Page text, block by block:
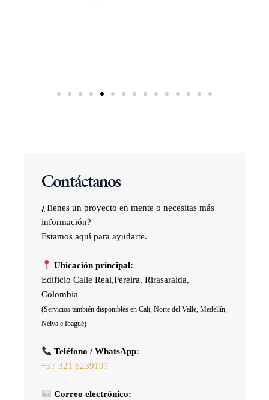
Contáctanos
¿Tienes un proyecto en mente o necesitas más
información?
Estamos aquí para ayudarte.
Ubicación principal:
Edificio Calle Real,Pereira, Rirasaralda,
Colombia
(Servicios también disponibles en Cali, Norte del Valle, Medellín,
Neiva e Ibagué)
Teléfono / WhatsApp:
+57 321 6239197
Correo electrónico: